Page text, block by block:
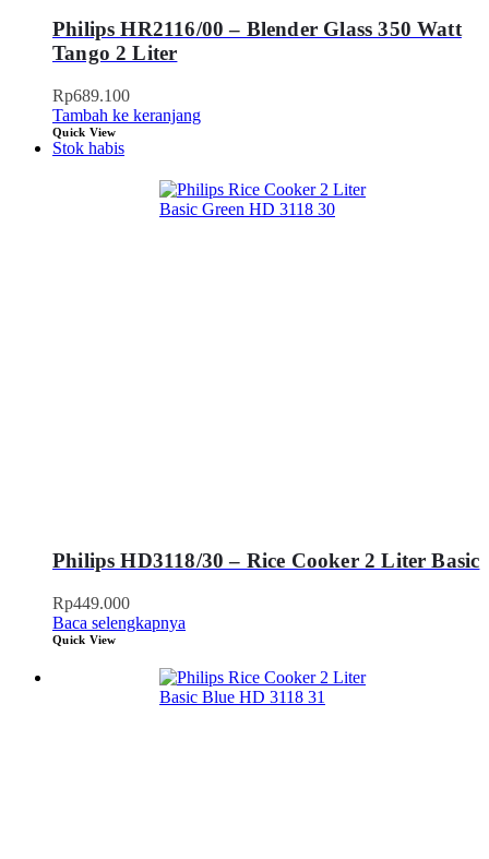
Philips HR2116/00 – Blender Glass 350 Watt
Tango 2 Liter
Rp689.100
Tambah ke keranjang
Quick View
Stok habis
Philips HD3118/30 – Rice Cooker 2 Liter Basic
Rp449.000
Baca selengkapnya
Quick View